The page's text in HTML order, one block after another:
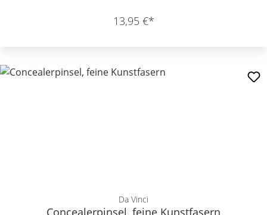
13,95 €*
Da Vinci
Concealerpinsel, feine Kunstfasern